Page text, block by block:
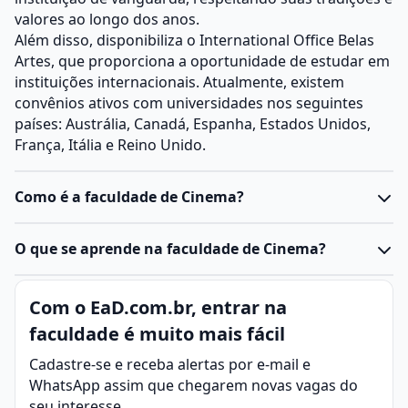
valores ao longo dos anos.
Além disso, disponibiliza o International Office Belas
Artes, que proporciona a oportunidade de estudar em
instituições internacionais. Atualmente, existem
convênios ativos com universidades nos seguintes
países: Austrália, Canadá, Espanha, Estados Unidos,
França, Itália e Reino Unido.
Como é a faculdade de Cinema?
O curso de Cinema prepara os alunos para as diversas
audiovisuais. Inicialmente, o foco do programa é
direcionado aos fundamentos teóricos, como história
do cinema, teorias cinematográficas e estudos
começam a mergulhar em aspectos práticos e
técnicos da produção de cinema. Isso inclui
O que se aprende na faculdade de Cinema?
A faculdade deCinemadedica-se ao estudo da
produção audiovisual, cobrindo áreas que vão da
criação de roteiros e direção até a fotografia, edição e
design de som. O currículo é projetado com base em
aspectos teóricos e práticos do cinema, incluindo sua
história e metodologias atuais em produção
Com o EaD.com.br, entrar na
faculdade é muito mais fácil
Cadastre-se e receba alertas por e-mail e
WhatsApp assim que chegarem novas vagas do